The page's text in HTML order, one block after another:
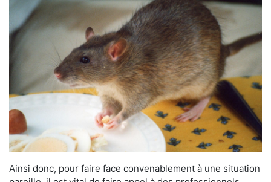
Ainsi donc, pour faire face convenablement à une situation